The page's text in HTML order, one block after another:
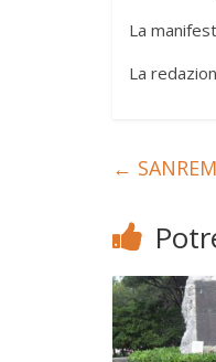
La
La
←